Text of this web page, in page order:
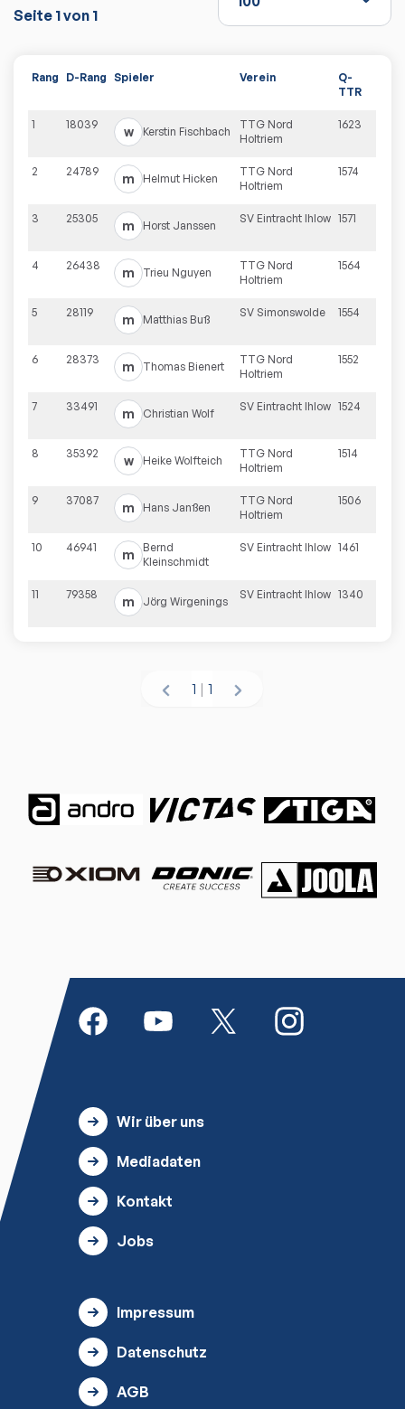
Seite 1von 1
Rang D-Rang Spieler Verein
Q-
TTR
1 18039 w Kerstin Fischbach
TTG Nord
Holtriem
1623
2 24789 m Helmut Hicken
TTG Nord
Holtriem
1574
3 25305 m Horst Janssen
SV Eintracht Ihlow 1571
4 26438 m Trieu Nguyen
TTG Nord
Holtriem
1564
5 28119 m Matthias Buß
SV Simonswolde 1554
6 28373 m Thomas Bienert
TTG Nord
Holtriem
1552
7 33491 m Christian Wolf
SV Eintracht Ihlow 1524
8 35392 w Heike Wolfteich
TTG Nord
Holtriem
1514
9 37087 m Hans Janßen
TTG Nord
Holtriem
1506
10 46941 m
Bernd
Kleinschmidt
SV Eintracht Ihlow 1461
11 79358 m Jörg Wirgenings
SV Eintracht Ihlow 1340
1 | 1
Wir über uns
Mediadaten
Kontakt
Jobs
Impressum
Datenschutz
AGB